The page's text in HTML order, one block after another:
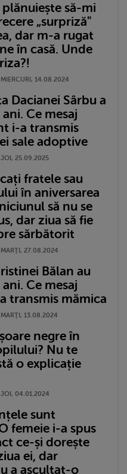
să-mi
„surpriză"
dar m-a rugat
în casă. Unde
14.08.2024
Dacianei Sârbu a
Ce mesaj
i-a transmis
sale adoptive
JOI, 25.09.2025
fratele sau
în aniversarea
să nu se
dar ziua să fie
sărbătorit
MARŢI, 27.08.2024
Bălan au
Ce mesaj
transmis mămica
13.08.2024
negre în
Nu te
o explicație
JOI, 04.01.2024
sunt
femeie i-a spus
ce-și dorește
ei, dar
a ascultat-o